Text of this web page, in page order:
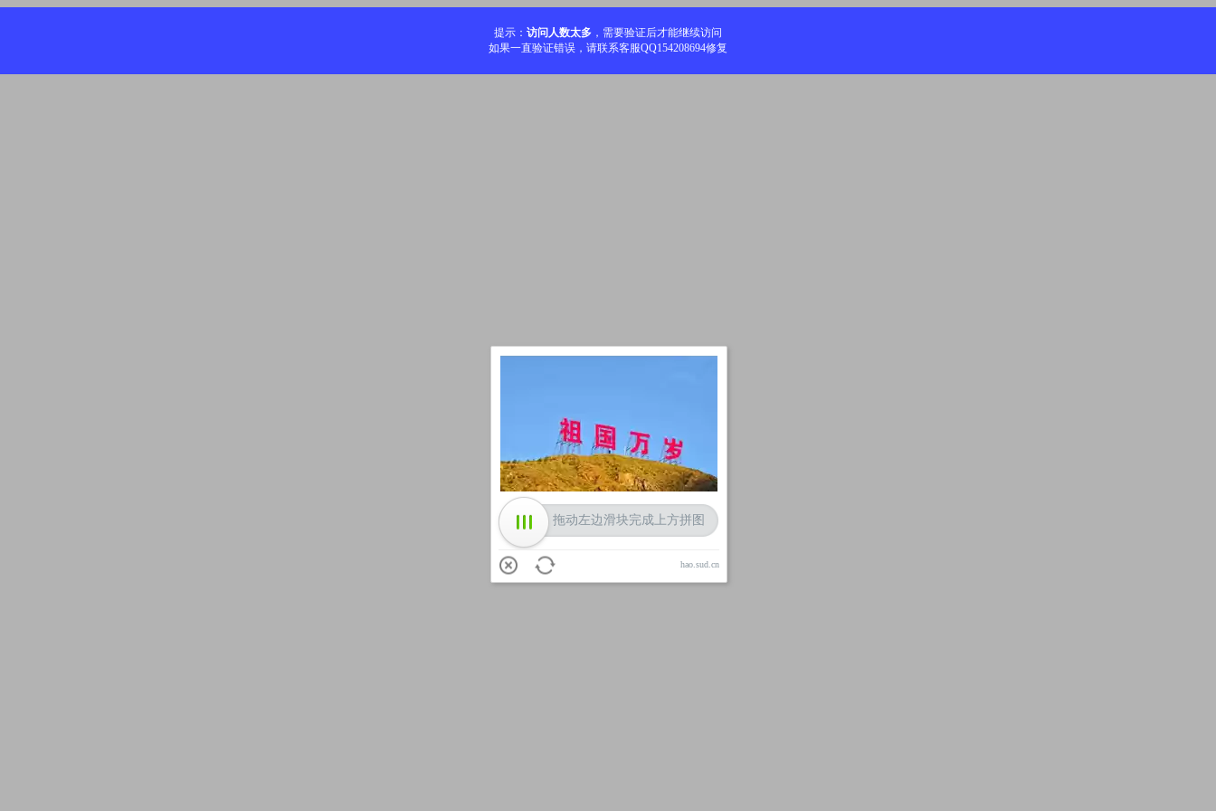
提示： 访问人数太多 ，需要验证后才能继续访问
如果一直验证错误，请联系客服QQ154208694修复
拖动左边滑块完成上方拼图
hao.sud.cn